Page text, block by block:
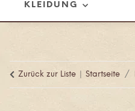
KLEIDUNG
Zurück zur Liste Startseite